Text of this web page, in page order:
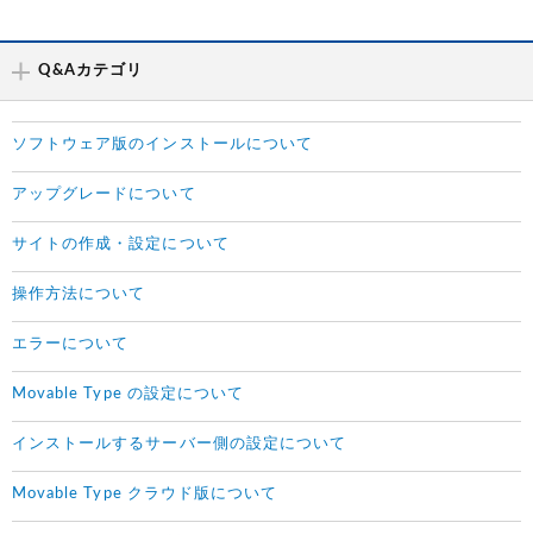
Q&Aカテゴリ
ソフトウェア版のインストールについて
アップグレードについて
サイトの作成・設定について
操作方法について
エラーについて
Movable Type の設定について
インストールするサーバー側の設定について
Movable Type クラウド版について